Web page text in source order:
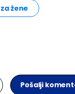
žene
Pošalji